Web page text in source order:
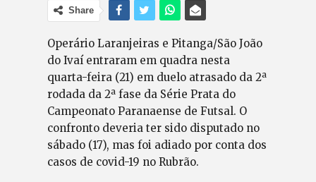
Share
Operário Laranjeiras e Pitanga/São João
do Ivaí entraram em quadra nesta
quarta-feira (21) em duelo atrasado da 2ª
rodada da 2ª fase da Série Prata do
Campeonato Paranaense de Futsal. O
confronto deveria ter sido disputado no
sábado (17), mas foi adiado por conta dos
casos de covid-19 no Rubrão.